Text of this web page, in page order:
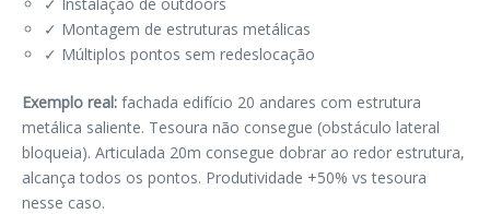
✓ Montagem de estruturas metálicas
✓ Múltiplos pontos sem redeslocação
Exemplo real: fachada edifício 20 andares com estrutura
metálica saliente. Tesoura não consegue (obstáculo lateral
bloqueia). Articulada 20m consegue dobrar ao redor estrutura,
alcança todos os pontos. Produtividade +50% vs tesoura
nesse caso.